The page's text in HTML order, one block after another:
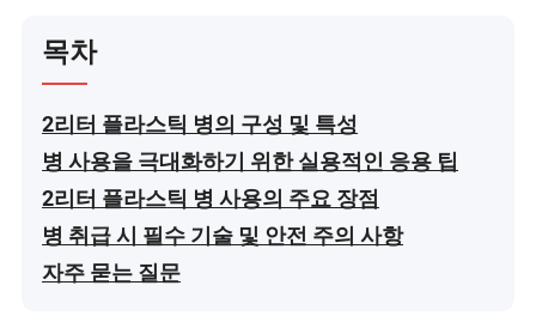
목차
2리터 플라스틱 병의 구성 및 특성
병 사용을 극대화하기 위한 실용적인 응용 팁
2리터 플라스틱 병 사용의 주요 장점
병 취급 시 필수 기술 및 안전 주의 사항
자주 묻는 질문